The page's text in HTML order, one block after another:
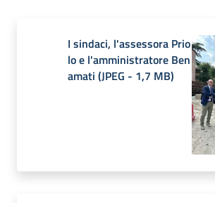
I sindaci, l'assessora Prio
lo e l'amministratore Ben
amati (JPEG - 1,7 MB)